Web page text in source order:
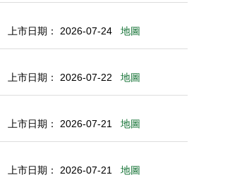
上市日期： 2026-07-24 地圖
上市日期： 2026-07-22 地圖
上市日期： 2026-07-21 地圖
上市日期： 2026-07-21 地圖